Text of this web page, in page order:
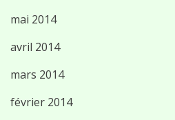
mai 2014
avril 2014
mars 2014
février 2014